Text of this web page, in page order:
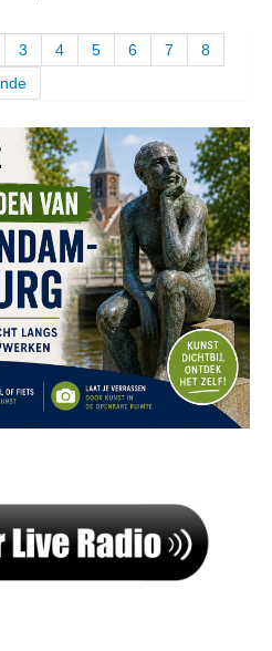
3 4 5 6 7
8